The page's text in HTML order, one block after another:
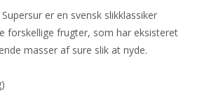
er en svensk slikklassiker
forskellige frugter, som har eksisteret
masser af sure slik at nyde.